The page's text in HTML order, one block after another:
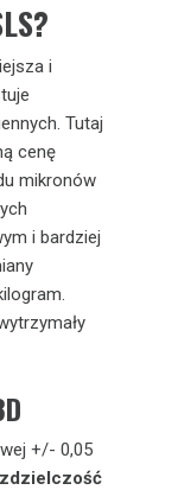
i
Tutaj
cenę
mikronów
i bardziej
+/- 0,05